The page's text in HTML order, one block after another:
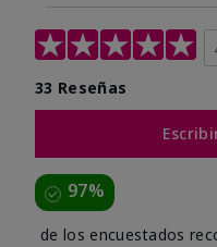
33 Reseñas
97%
de los encuestados